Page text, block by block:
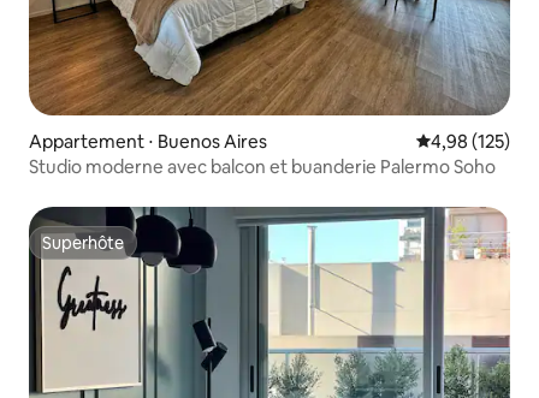
Appartement ⋅ Buenos Aires Évaluation
4,98 (125)
Studio moderne avec balcon et buanderie Palermo Soho
Superhôte
Superhôte